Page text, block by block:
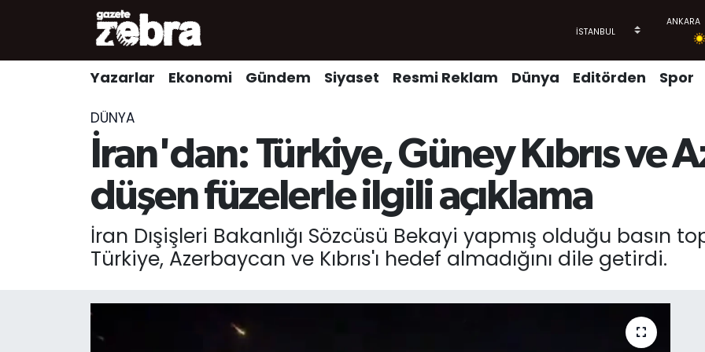
Yazarlar Ekonomi Gündem Siyaset Resmi Reklam Dünya Editörden Spor
DÜNYA
İran'dan: Türkiye, Güney Kıbrıs ve
düşen füzelerle ilgili açıklama
İran Dışişleri Bakanlığı Sözcüsü Bekayi yapmış olduğu basın
Türkiye, Azerbaycan ve Kıbrıs'ı hedef almadığını dile getirdi.
Yazarlar
Kültür-Sanat
Nöbetçi Eczaneler
Trafik Durumu
Süper Lig Puan Durumu ve Fikstür
Tüm Manşetler
Son Dakika Haberleri
Haber Arşivi